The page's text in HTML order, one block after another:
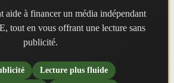
aide à financer un média indépendant
tout en vous offrant une lecture sans
publicité.
Lecture plus fluide